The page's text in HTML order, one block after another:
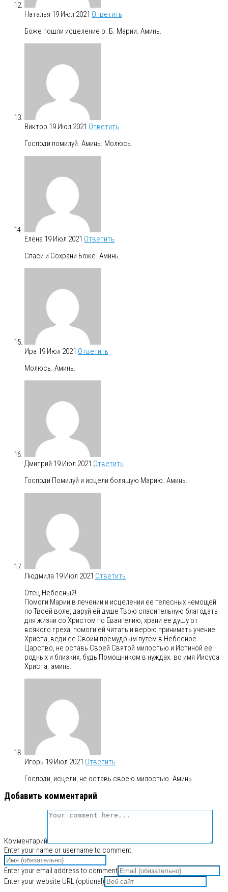
Наталья 19 Июл 2021 Ответить
Боже пошли исцеление р. Б. Марии. Аминь.
Виктор 19 Июл 2021 Ответить
Господи помилуй. Аминь. Молюсь.
Елена 19 Июл 2021 Ответить
Спаси и Сохрани Боже. Аминь.
Ира 19 Июл 2021 Ответить
Молюсь. Аминь.
Дмитрий 19 Июл 2021 Ответить
Господи Помилуй и исцели болящую Марию. Аминь.
Людмила 19 Июл 2021 Ответить
Отец Небесный!
Помоги Марии в лечении и исцелении ее телесных немощей
по Твоей воле, даруй ей душе Твою спасительную благодать
для жизни со Христом по Евангелию, храни ее душу от
всякого греха, помоги ей читать и верою принимать учение
Христа, веди ее Своим премудрым путём в Небесное
Царство, не оставь Своей Святой милостью и Истиной ее
родных и близких, будь Помощником в нуждах. во имя Иисуса
Христа. аминь.
Игорь 19 Июл 2021 Ответить
Господи, исцели, не оставь своею милостью. Аминь
Добавить комментарий
Комментарий
Enter your name or username to comment
Enter your email address to comment
Enter your website URL (optional)